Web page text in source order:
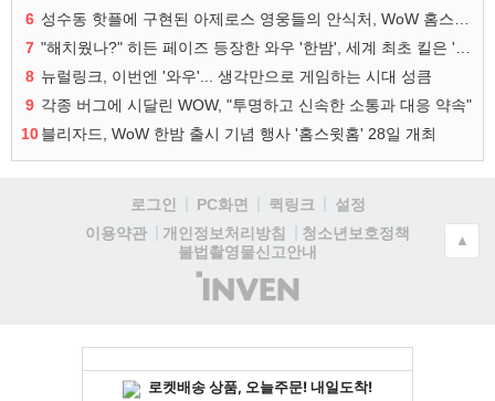
6
7
8 뉴럴링크, 이번엔 '와우'... 생각만으로 게임하는 시대 성큼
9 각종 버그에 시달린 WOW, "투명하고 신속한 소통과 대응 약속"
10블리자드, WoW 한밤 출시 기념 행사 '홈스윗홈' 28일 개최
로그인 PC화면 퀵링크
설정
이용약관
개인정보처리방침
청소년보호정책
불법촬영물신고안내
(주)
인
▲